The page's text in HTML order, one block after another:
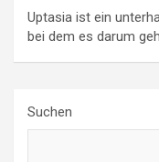
Uptasia ist ein
bei dem es darum
Suchen